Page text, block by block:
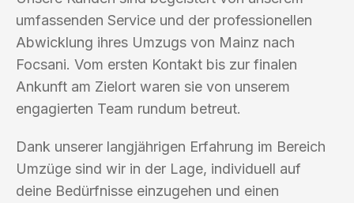
umfassenden Service und der professionellen
Abwicklung ihres Umzugs von Mainz nach
Focsani. Vom ersten Kontakt bis zur finalen
Ankunft am Zielort waren sie von unserem
engagierten Team rundum betreut.
Dank unserer langjährigen Erfahrung im Bereich
Umzüge sind wir in der Lage, individuell auf
deine Bedürfnisse einzugehen und einen